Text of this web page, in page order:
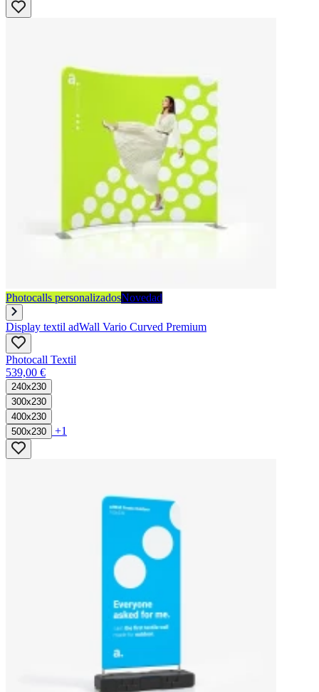
Photocalls personalizadosNovedad
Display textil adWall Vario Curved Premium
Photocall Textil
539,00 €
240x230
300x230
400x230
500x230
+1